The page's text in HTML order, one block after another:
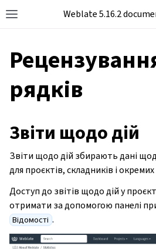
Weblate 5.16.2
рядків
Звіти щодо дій
Звіти щодо дій збирають дані
для проєктів, складників і
Доступ до звітів щодо дій у
отримати за допомогою панелі
Відомості .